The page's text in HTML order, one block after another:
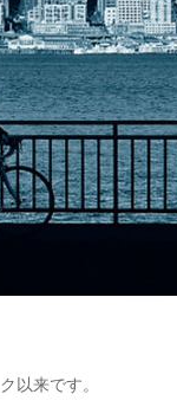
以来です。